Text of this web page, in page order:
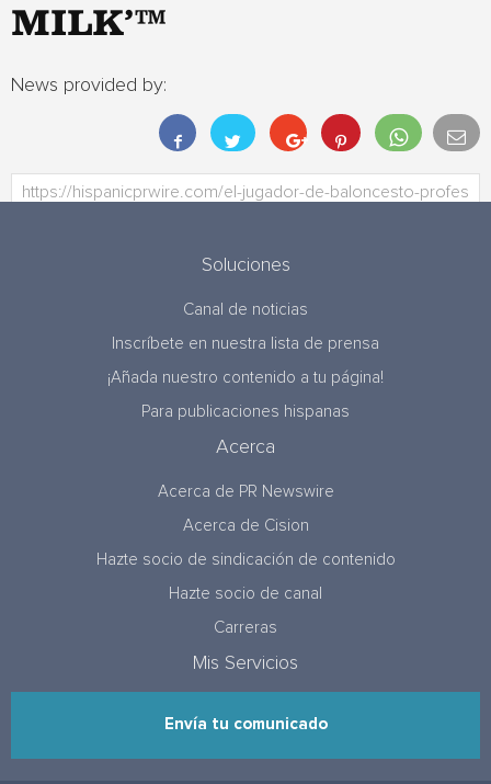
MILK’™
News provided by:
Soluciones
Canal de noticias
Inscríbete en nuestra lista de prensa
¡Añada nuestro contenido a tu página!
Para publicaciones hispanas
Acerca
Acerca de PR Newswire
Acerca de Cision
Hazte socio de sindicación de contenido
Hazte socio de canal
Carreras
Mis Servicios
Envía tu comunicado